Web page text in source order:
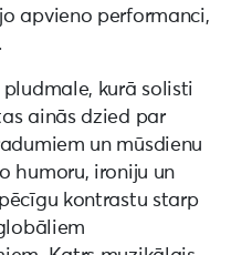
apvieno performanci,
kurā solisti
ainās dzied par
un mūsdienu
humoru, ironiju un
kontrastu starp